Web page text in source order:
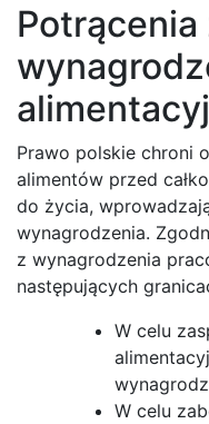
Potrącenia
Prawo polskie chroni
alimentów przed
do życia,
wynagrodzenia.
z wynagrodzenia
następujących
W celu
W celu